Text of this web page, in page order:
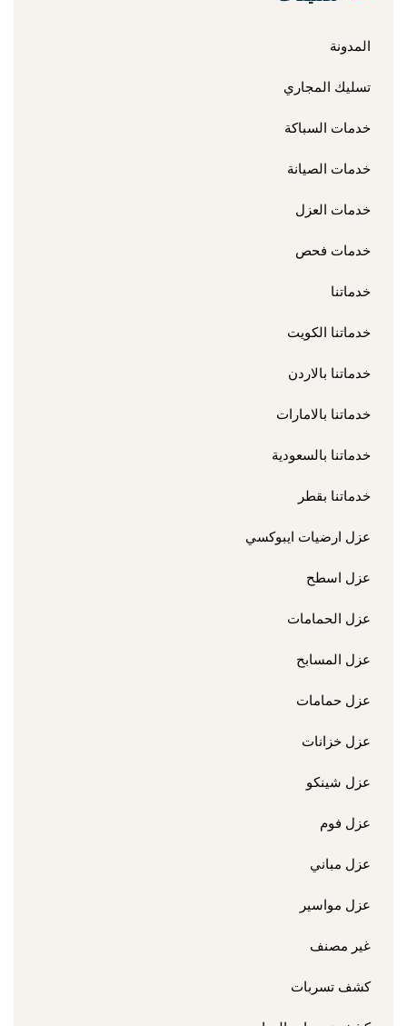
المدونة
تسليك المجاري
خدمات السباكة
خدمات الصيانة
خدمات العزل
خدمات فحص
خدماتنا
خدماتنا الكويت
خدماتنا بالاردن
خدماتنا بالامارات
خدماتنا بالسعودية
خدماتنا بقطر
عزل ارضيات ايبوكسي
عزل اسطح
عزل الحمامات
عزل المسابح
عزل حمامات
عزل خزانات
عزل شينكو
عزل فوم
عزل مباني
عزل مواسير
غير مصنف
كشف تسربات